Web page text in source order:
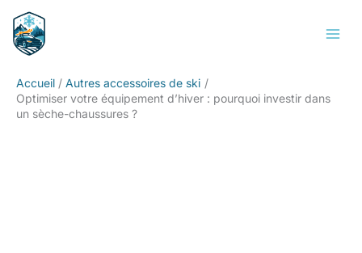
contenu
Accueil
Autres accessoires de ski
Optimiser votre équipement d’hiver : pourquoi investir dans
un sèche-chaussures ?
Rechercher